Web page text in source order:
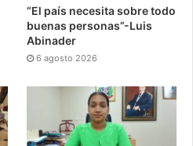
“El país necesita sobre todo
buenas personas”-Luis
Abinader
6 agosto 2026